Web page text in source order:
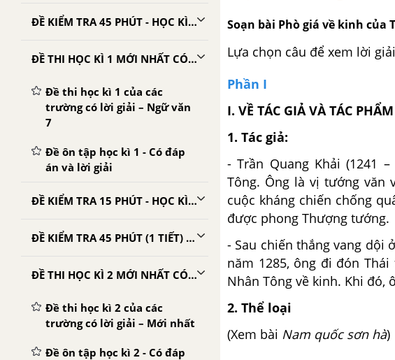
ĐỀ KIỂM TRA 45 PHÚT - HỌC KÌ 1 - NGỮ VĂN 7
ĐỀ THI HỌC KÌ 1 MỚI NHẤT CÓ LỜI GIẢI
Đề thi học kì 1 của các
trường có lời giải – Ngữ văn
7
Đề ôn tập học kì 1 - Có đáp
án và lời giải
ĐỀ KIỂM TRA 15 PHÚT - HỌC KÌ 2 - NGỮ VĂN 7
ĐỀ KIỂM TRA 45 PHÚT (1 TIẾT) - HỌC KÌ 2 - NGỮ VĂN 7
ĐỀ THI HỌC KÌ 2 MỚI NHẤT CÓ LỜI GIẢI
Đề thi học kì 2 của các
trường có lời giải – Mới nhất
Đề ôn tập học kì 2 - Có đáp
Soạn bài Phò giá về kinh của
Lựa chọn câu để xem lời
Phần I
I. VỀ TÁC GIẢ VÀ TÁC PHẨM
1. Tác giả:
- Trần Quang Khải (1241
Tông. Ông là vị tướng văn
cuộc kháng chiến chống
được phong Thượng tướng.
- Sau chiến thắng vang dội
năm 1285, ông đi đón
Nhân Tông về kinh. Khi đó,
2. Thể loại
(Xem bài Nam quốc sơn hà)